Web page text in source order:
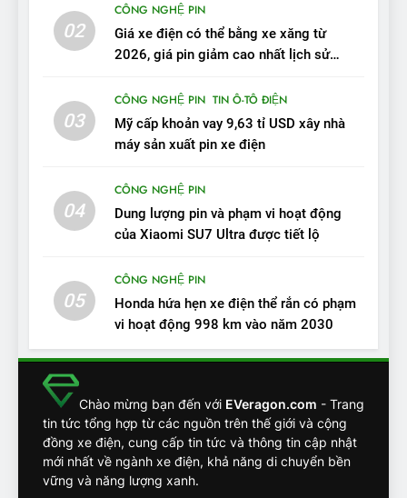
VinFast VF 7 tấm tắc: “Hơn
hẳn xe xăng”
ĐÁNH GIÁ XE
Người dùng nhận xét về
VinFast VF7: Độ hoàn thiện
đồng
12
VinFast VF7 – Mẫu xe cá
ĐÁNH GIÁ XE
Chuyên gia tiết lộ bài test
đối về an toàn trên VinFast
VF8
ĐÁNH GIÁ XE
14
VinFast VF7 đang bỏ xa
02
CÔNG NGHỆ PIN
Giá xe điện có thể bằng xe xăng từ
2026, giá pin giảm cao nhất lịch sử
03
CÔNG NGHỆ PIN TIN Ô-TÔ ĐIỆN
Mỹ cấp khoản vay 9,63 tỉ USD xây nhà
máy sản xuất pin xe điện
04
CÔNG NGHỆ PIN
Dung lượng pin và phạm vi hoạt động
của Xiaomi SU7 Ultra được tiết lộ
05
CÔNG NGHỆ PIN
Honda hứa hẹn xe điện thể rắn có phạm
vi hoạt động 998 km vào năm 2030
Chào mừng bạn đến với EVeragon.com - Trang
tin tức tổng hợp từ các nguồn trên thế giới và cộng
đồng xe điện, cung cấp tin tức và thông tin cập nhật
mới nhất về ngành xe điện, khả năng di chuyển bền
vững và năng lượng xanh.